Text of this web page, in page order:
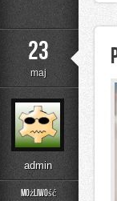
23
maj
admin
Możliwość